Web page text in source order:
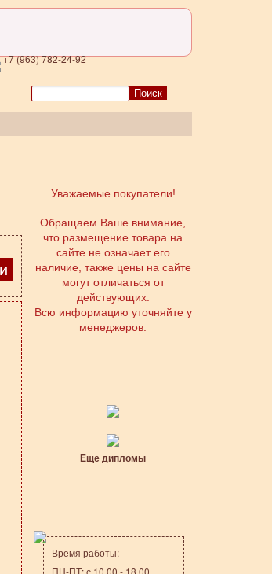
+7 (963) 782-24-92
Поиск
Уважаемые покупатели!
Обращаем Ваше внимание,
что размещение товара на
сайте не означает его
наличие, также цены на сайте
могут отличаться от
действующих.
Всю информацию уточняйте у
менеджеров.
Еще дипломы
Время работы:
ПН-ПТ: с 10.00 - 18.00